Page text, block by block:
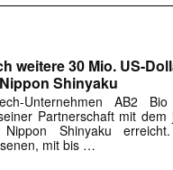
dem |transkript-
weitere 30 Mio. US-
Shinyaku
Unternehmen AB2
Partnerschaft mit dem
Nippon Shinyaku
mit bis …